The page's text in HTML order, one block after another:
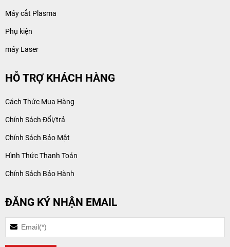
Máy cắt Plasma
Phụ kiện
máy Laser
HỖ TRỢ KHÁCH HÀNG
Cách Thức Mua Hàng
Chính Sách Đổi/trả
Chính Sách Bảo Mật
Hình Thức Thanh Toán
Chính Sách Bảo Hành
ĐĂNG KÝ NHẬN EMAIL